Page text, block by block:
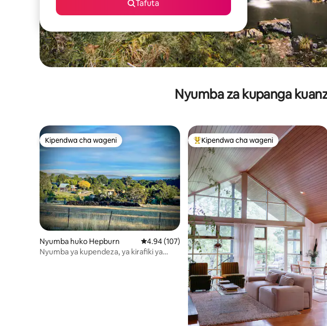
Tafuta
Nyumba za kupanga
Kipendwa cha wageni
Kipendwa cha wageni
Nyumba huko Hepburn Ukadiriaji wa wastani wa 4.94 kati ya 5, tathmini 107
4.94 (107)
Nyumba ya kupendeza, ya kirafiki ya
Kipendwa maarufu cha wageni
Kipendwa cha wageni